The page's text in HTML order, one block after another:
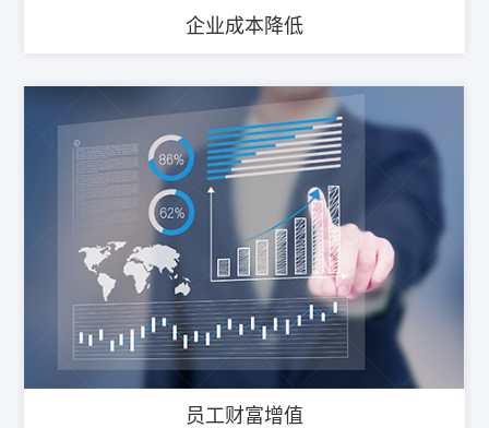
企业成本降低
员工财富增值